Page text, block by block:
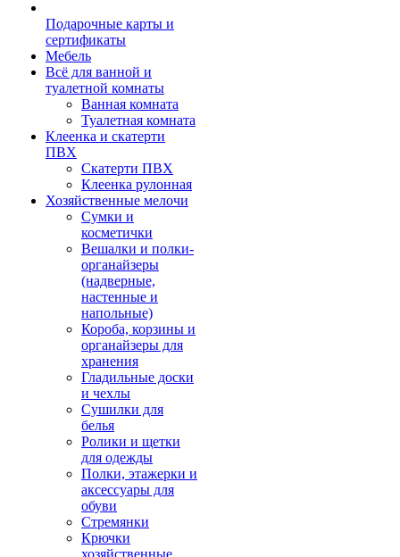
Подарочные карты и
сертификаты
Мебель
Всё для ванной и
туалетной комнаты
Ванная комната
Туалетная комната
Клеенка и скатерти
ПВХ
Скатерти ПВХ
Клеенка рулонная
Хозяйственные мелочи
Сумки и
косметички
Вешалки и полки-
органайзеры
(надверные,
настенные и
напольные)
Короба, корзины и
органайзеры для
хранения
Гладильные доски
и чехлы
Сушилки для
белья
Ролики и щетки
для одежды
Полки, этажерки и
аксессуары для
обуви
Стремянки
Крючки
хозяйственные